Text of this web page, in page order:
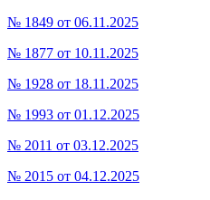
№ 1849 от 06.11.2025
№ 1877 от 10.11.2025
№ 1928 от 18.11.2025
№ 1993 от 01.12.2025
№ 2011 от 03.12.2025
№ 2015 от 04.12.2025